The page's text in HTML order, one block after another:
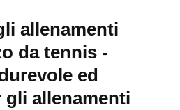
allenamenti
da tennis -
ed
gli allenamenti